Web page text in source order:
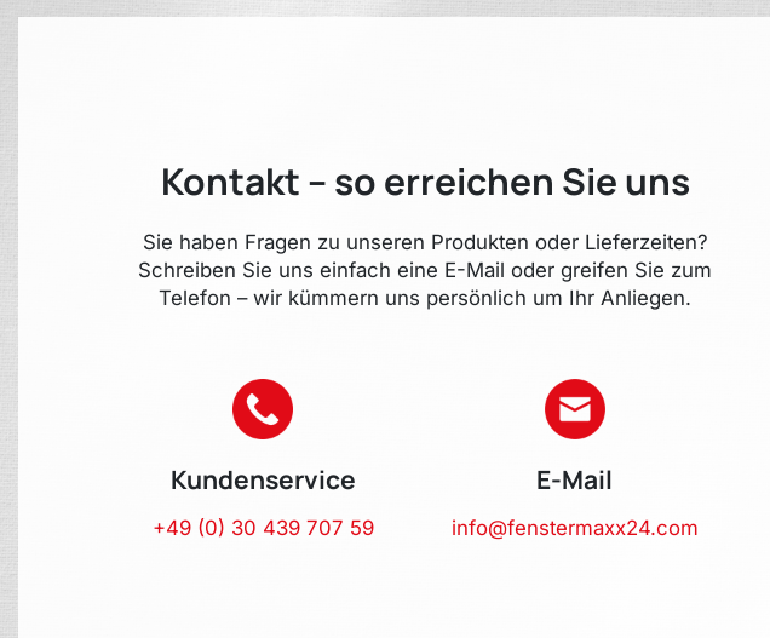
Kontakt – so erreichen Sie uns
Sie haben Fragen zu unseren Produkten oder Lieferzeiten?
Schreiben Sie uns einfach eine E-Mail oder greifen Sie zum
Telefon – wir kümmern uns persönlich um Ihr Anliegen.
Kundenservice
+49 (0) 30 439 707 59
E-Mail
info@fenstermaxx24.com